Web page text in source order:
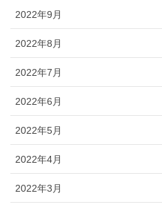
2022年9月
2022年8月
2022年7月
2022年6月
2022年5月
2022年4月
2022年3月